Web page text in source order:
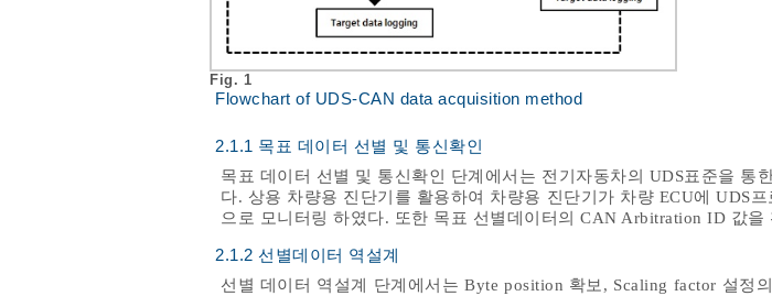
Fig. 1
Flowchart of UDS-CAN data acquisition method
2.1.1 목표 데이터 선별 및 통신확인
목표 데이터 선별 및 통신확인 단계에서는 전기자동차의 UDS표준을 통
다. 상용 차량용 진단기를 활용하여 차량용 진단기가 차량 ECU에 UDS
으로 모니터링 하였다. 또한 목표 선별데이터의 CAN Arbitration ID 값을
2.1.2 선별데이터 역설계
선별 데이터 역설계 단계에서는 Byte position 확보, Scaling factor 설정